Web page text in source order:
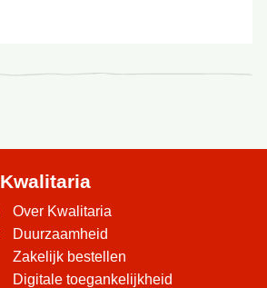
Kwalitaria
Over Kwalitaria
Duurzaamheid
Zakelijk bestellen
Digitale toegankelijkheid